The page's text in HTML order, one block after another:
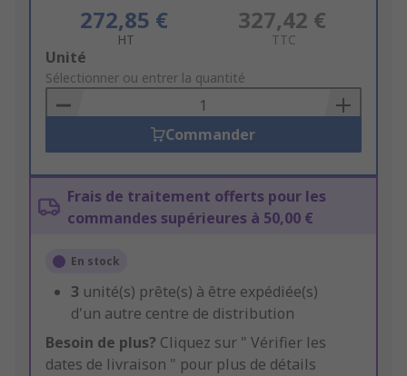
272,85 €
HT
327,42 €
TTC
Add
to
Basket
Unité
Sélectionner ou entrer la quantité
Commander
Frais de traitement offerts pour les
commandes supérieures à 50,00 €
En stock
3 unité(s) prête(s) à être expédiée(s)
d'un autre centre de distribution
Besoin de plus? Cliquez sur " Vérifier les
dates de livraison " pour plus de détails